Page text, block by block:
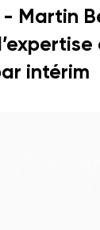
Martin
intérim